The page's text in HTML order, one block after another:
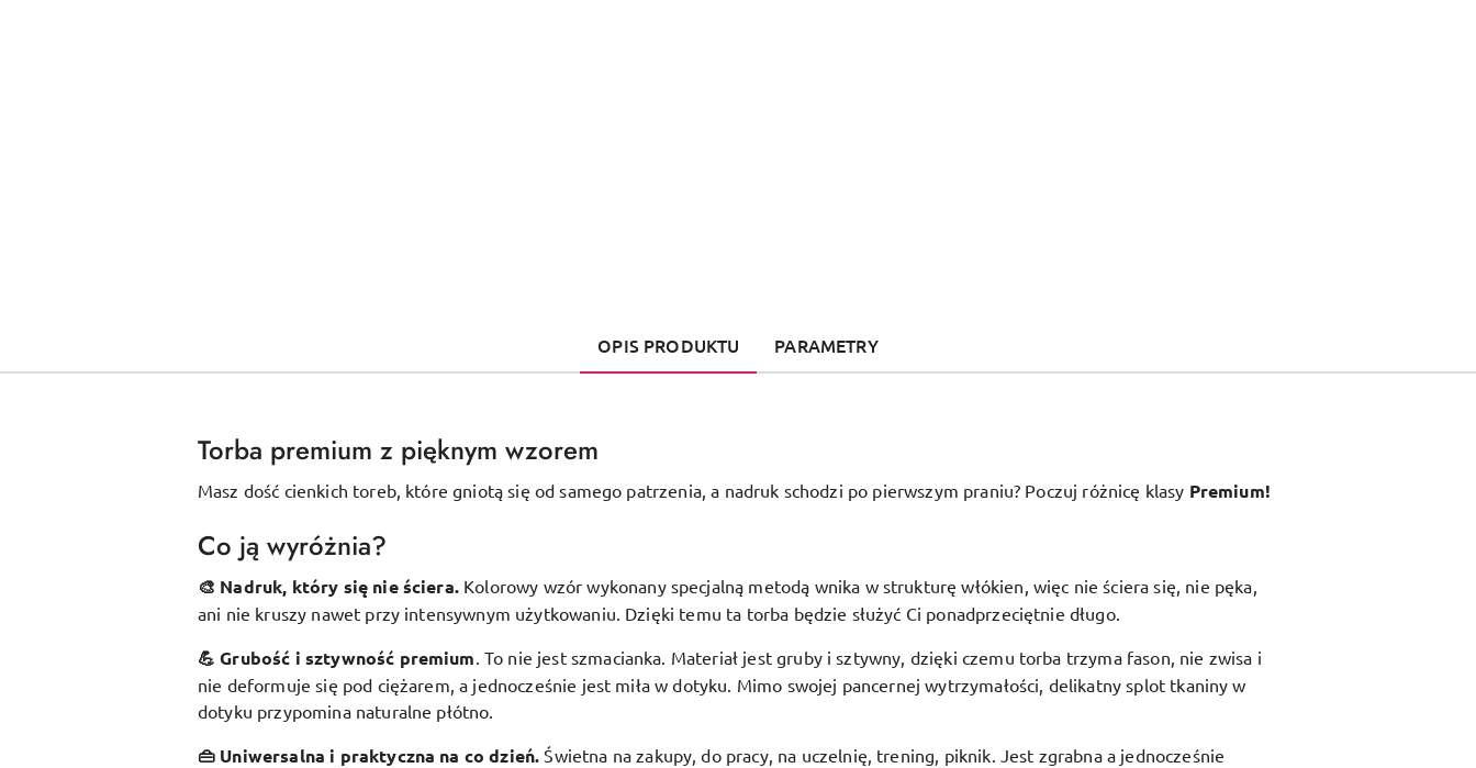
OPIS PRODUKTU PARAMETRY
Torba premium z pięknym wzorem
Masz dość cienkich toreb, które gniotą się od samego patrzenia, a nadruk schodzi po pierwszym praniu? Poczuj różnicę klasy Premium!
Co ją wyróżnia?
🎨 Nadruk, który się nie ściera. Kolorowy wzór wykonany specjalną metodą wnika w strukturę włókien, więc nie ściera się, nie pęka,
ani nie kruszy nawet przy intensywnym użytkowaniu. Dzięki temu ta torba będzie służyć Ci ponadprzeciętnie długo.
💪 Grubość i sztywność premium To nie jest szmacianka. Materiał jest gruby i sztywny, dzięki czemu torba trzyma fason, nie zwisa i
nie deformuje się pod ciężarem, a jednocześnie jest miła w dotyku. Mimo swojej pancernej wytrzymałości, delikatny splot tkaniny w
dotyku przypomina naturalne płótno.
👜 Uniwersalna i praktyczna na co dzień. Świetna na zakupy, do pracy, na uczelnię, trening, piknik. Jest zgrabna a jednocześnie